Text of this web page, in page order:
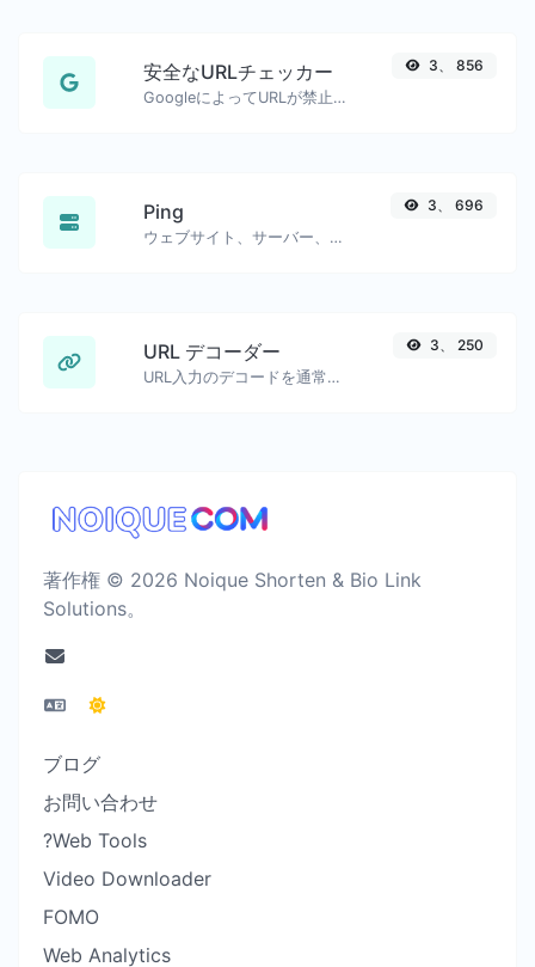
安全なURLチェッカー
GoogleによってURLが禁止され、安全/危険とマークされているかどうかを確認します。
3、 856
Ping
ウェブサイト、サーバー、またはポートをpingします。
3、 696
URL デコーダー
URL入力のデコードを通常の文字列に戻します。
3、 250
著作権 © 2026 Noique Shorten & Bio Link
Solutions。
ブログ
お問い合わせ
?Web Tools
Video Downloader
FOMO
Web Analytics